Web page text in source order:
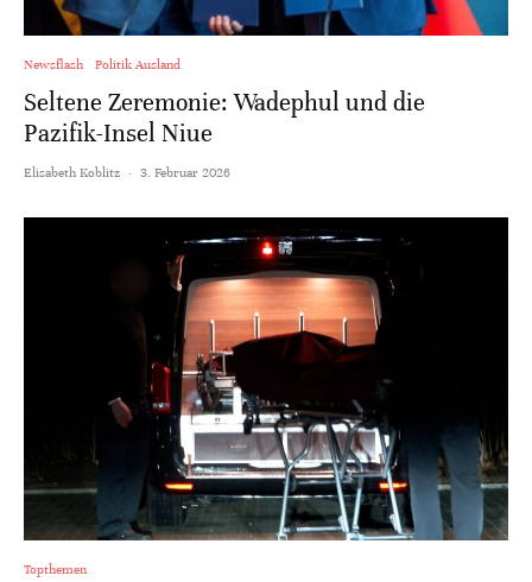
Newsflash Politik Ausland
Seltene Zeremonie: Wadephul und die
Pazifik-Insel Niue
Elisabeth Koblitz · 3. Februar 2026
Topthemen